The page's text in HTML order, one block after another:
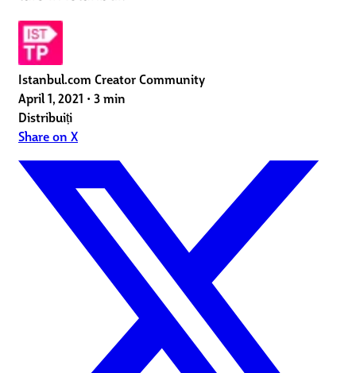
Istanbul.com Creator Community
April 1, 2021 • 3 min
Distribuiți
Share on X